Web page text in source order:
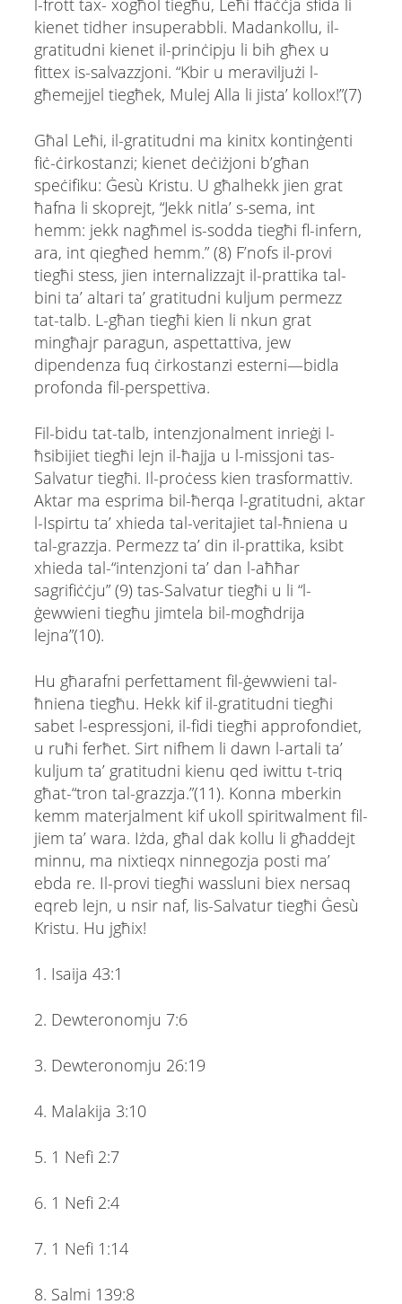
kienet tidher insuperabbli. Madankollu, il-​
gratitudni kienet il-​prinċipju li bih għex u
fittex is-​salvazzjoni. “Kbir u meraviljużi l-
għemejjel tiegħek, Mulej Alla li jista’ kollox!”(7)
Għal Leħi, il-gratitudni ma kinitx kontinġenti
fiċ-ċirkostanzi; kienet deċiżjoni b’għan
speċifiku: Ġesù Kristu. U għalhekk jien grat
ħafna li skoprejt, “Jekk nitla’ s-sema, int
hemm: jekk nagħmel is-sodda tiegħi fl-infern,
ara, int qiegħed hemm.” (8) F’nofs il-provi
tiegħi stess, jien internalizzajt il-prattika tal-
bini ta’ altari ta’ gratitudni kuljum permezz
tat-talb. L-għan tiegħi kien li nkun grat
mingħajr paragun, aspettattiva, jew
dipendenza fuq ċirkostanzi esterni—bidla
profonda fil-perspettiva.
Fil-bidu tat-talb, intenzjonalment inrieġi l-
ħsibijiet tiegħi lejn il-ħajja u l-missjoni tas-
Salvatur tiegħi. Il-proċess kien trasformattiv.
Aktar ma esprima bil-ħerqa l-gratitudni, aktar
l-Ispirtu ta’ xhieda tal-veritajiet tal-ħniena u
tal-grazzja. Permezz ta’ din il-prattika, ksibt
xhieda tal-“intenzjoni ta’ dan l-aħħar
sagrifiċċju” (9) tas-Salvatur tiegħi u li “l-
ġewwieni tiegħu jimtela bil-mogħdrija
lejna”(10).
Hu għarafni perfettament fil-ġewwieni tal-
ħniena tiegħu. Hekk kif il-gratitudni tiegħi
sabet l-espressjoni, il-fidi tiegħi approfondiet,
u ruħi ferħet. Sirt nifhem li dawn l-artali ta’
kuljum ta’ gratitudni kienu qed iwittu t-triq
għat-“tron tal-grazzja.”(11). Konna mberkin
kemm materjalment kif ukoll spiritwalment fil-​
jiem taʼ wara. Iżda, għal dak kollu li għaddejt
minnu, ma nixtieqx ninnegozja posti ma’
ebda re. Il-provi tiegħi wassluni biex nersaq
eqreb lejn, u nsir naf, lis-Salvatur tiegħi Ġesù
Kristu. Hu jgħix!
1. Isaija 43:1
2. Dewteronomju 7:6
3. Dewteronomju 26:19
4. Malakija 3:10
5. 1 Nefi 2:7
6. 1 Nefi 2:4
7. 1 Nefi 1:14
8. Salmi 139:8